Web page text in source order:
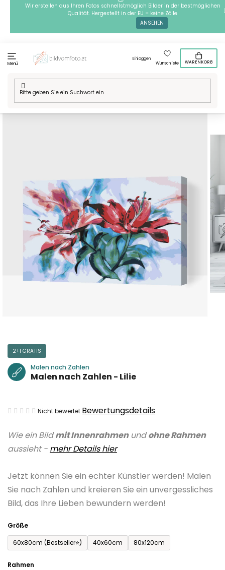
springen
Wir erstellen aus Ihren Fotos schnellstmöglich Bilder in der bestmöglichen
Qualität. Hergestellt in der EU = keine Zölle
ANSEHEN
Menü
Einloggen
Wunschliste
WARENKORB
Startseite
/ Technik / Malen nach Zahlen / Malen nach Zahlen -
Wie ein Bildmit Innenrahmenundohne Rahmen
aussieht - mehr Details hier
Jetzt können Sie ein echter Künstler werden! Malen
Sie nach Zahlen und kreieren Sie ein unvergessliches
Bild, das Ihre Lieben bewundern werden!
Größe
60x80cm (Bestseller⭐)
40x60cm 80x120cm
Rahmen
2+1 GRATIS
Malen nach Zahlen
Malen nach Zahlen - Lilie
Die
Produktbewertung
ist
von
5
Sternen.
Nicht bewertet Bewertungsdetails